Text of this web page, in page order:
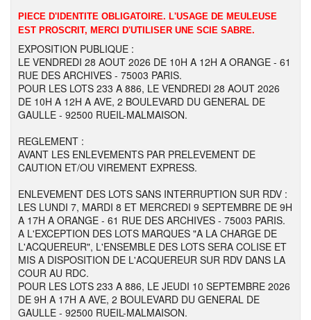
PIECE D'IDENTITE OBLIGATOIRE. L'USAGE DE MEULEUSE
EST PROSCRIT, MERCI D'UTILISER UNE SCIE SABRE.
EXPOSITION PUBLIQUE :
LE VENDREDI 28 AOUT 2026 DE 10H A 12H A ORANGE - 61
RUE DES ARCHIVES - 75003 PARIS.
POUR LES LOTS 233 A 886, LE VENDREDI 28 AOUT 2026
DE 10H A 12H A AVE, 2 BOULEVARD DU GENERAL DE
GAULLE - 92500 RUEIL-MALMAISON.
REGLEMENT :
AVANT LES ENLEVEMENTS PAR PRELEVEMENT DE
CAUTION ET/OU VIREMENT EXPRESS.
ENLEVEMENT DES LOTS SANS INTERRUPTION SUR RDV :
LES LUNDI 7, MARDI 8 ET MERCREDI 9 SEPTEMBRE DE 9H
A 17H A ORANGE - 61 RUE DES ARCHIVES - 75003 PARIS.
A L'EXCEPTION DES LOTS MARQUES "A LA CHARGE DE
L'ACQUEREUR", L'ENSEMBLE DES LOTS SERA COLISE ET
MIS A DISPOSITION DE L'ACQUEREUR SUR RDV DANS LA
COUR AU RDC.
POUR LES LOTS 233 A 886, LE JEUDI 10 SEPTEMBRE 2026
DE 9H A 17H A AVE, 2 BOULEVARD DU GENERAL DE
GAULLE - 92500 RUEIL-MALMAISON.